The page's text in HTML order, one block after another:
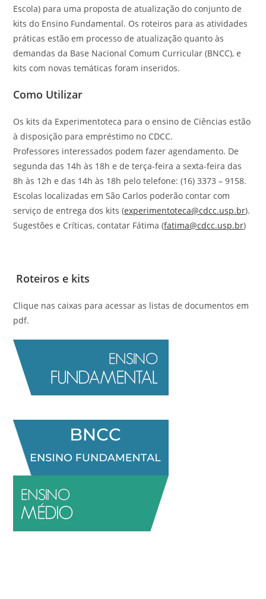
Escola) para uma proposta de atualização do conjunto de
kits do Ensino Fundamental. Os roteiros para as atividades
práticas estão em processo de atualização quanto às
demandas da Base Nacional Comum Curricular (BNCC), e
kits com novas temáticas foram inseridos.
Como Utilizar
Os kits da Experimentoteca para o ensino de Ciências estão
à disposição para empréstimo no CDCC.
Professores interessados podem fazer agendamento. De
segunda das 14h às 18h e de terça-feira a sexta-feira das
8h às 12h e das 14h às 18h pelo telefone: (16) 3373 – 9158.
Escolas localizadas em São Carlos poderão contar com
serviço de entrega dos kits (experimentoteca@cdcc.usp.br).
Sugestões e Críticas, contatar Fátima (fatima@cdcc.usp.br)
Roteiros e kits
Clique nas caixas para acessar as listas de documentos em
pdf.